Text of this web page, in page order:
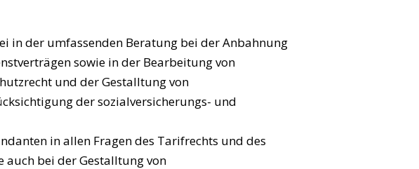
in der umfassenden Beratung bei der Anbahnung
sowie in der Bearbeitung von
und der Gestalltung von
der sozialversicherungs- und
in allen Fragen des Tarifrechts und des
auch bei der Gestalltung von